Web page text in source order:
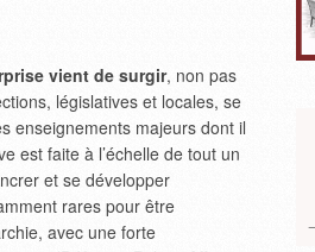
vient de surgir, non pas
législatives et locales, se
enseignements majeurs dont il
est faite à l’échelle de tout un
et se développer
rares pour être
avec une forte